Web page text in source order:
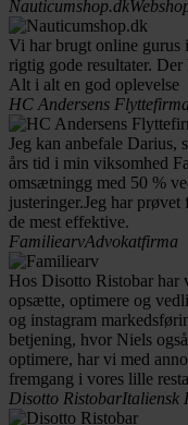
Nauticumshop.dk
Vi har brugt online gurus
rigtig gode resultater.
Alt i alt en god oplevelse
HC Andersens Flyttefirma
Jeg kan anbefale Darius,
års tid i min viksomhed
omsætningg med 50 %
justeringer.Jeg har
de mest effektive.
FamiliearvAdvokatfirma
Hos Disotto Ristobar har
opsætte, optimere og
og instagram
betjening, hvor Niels
optimere, har vi med
fremgang i vores lille
Disotto RistobarItaliensk